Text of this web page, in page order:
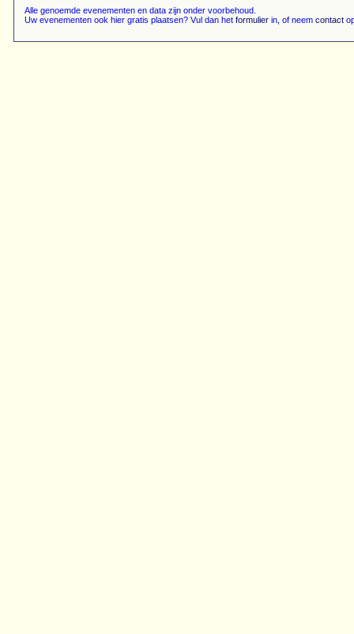
Alle genoemde evenementen en data zijn onder voorbehoud.
Uw evenementen ook hier gratis plaatsen? Vul dan het formulier in, of neem contact